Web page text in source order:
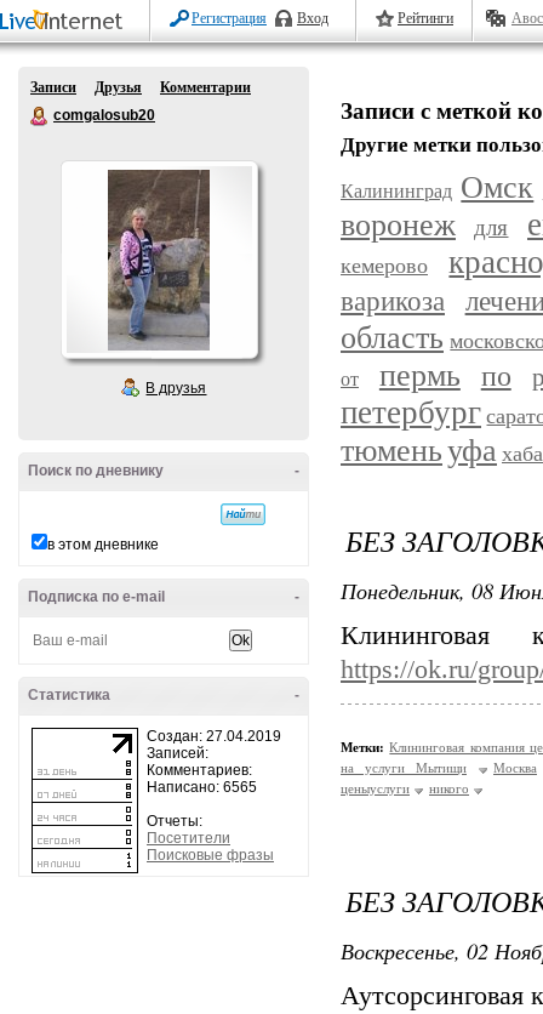
Регистрация Вход Рейтинги
Записи Друзья
Комментарии
comgalosub20
В друзья
-
Поиск по дневнику
в этом дневнике
-
Подписка по e-mail
-
Статистика
Создан: 27.04.2019
Записей:
Комментариев:
Написано: 6565
Отчеты:
Посетители
Поисковые фразы
Записи с меткой
Другие метки
Калининград Омск
воронеж для
кемерово
варикоза
область
от пермь по
петербург
тюменьуфа
БЕЗ
Понедельник, 08
https://ok.ru/
Метки: Клининговая компания
на услуги Мытищи
Москва
ценыуслуги
никого
БЕЗ
Воскресенье, 02
Аутсорсинговая